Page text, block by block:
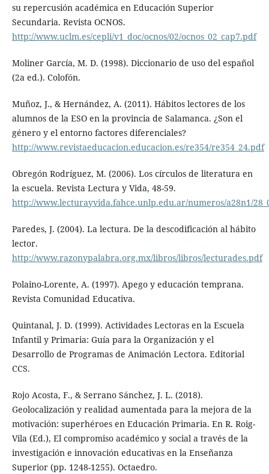
su repercusión académica en Educación Superior
Secundaria. Revista OCNOS.
http://www.uclm.es/cepli/v1_doc/ocnos/02/ocnos_02_cap7.pdf
Moliner García, M. D. (1998). Diccionario de uso del español
(2a ed.). Colofón.
Muñoz, J., & Hernández, A. (2011). Hábitos lectores de los
alumnos de la ESO en la provincia de Salamanca. ¿Son el
género y el entorno factores diferenciales?
http://www.revistaeducacion.educacion.es/re354/re354_24.pdf
Obregón Rodríguez, M. (2006). Los círculos de literatura en
la escuela. Revista Lectura y Vida, 48-59.
http://www.lecturayvida.fahce.unlp.edu.ar/numeros/a28n1/
Paredes, J. (2004). La lectura. De la descodificación al hábito
lector.
http://www.razonypalabra.org.mx/libros/libros/lecturades.pdf
Polaino-Lorente, A. (1997). Apego y educación temprana.
Revista Comunidad Educativa.
Quintanal, J. D. (1999). Actividades Lectoras en la Escuela
Infantil y Primaria: Guía para la Organización y el
Desarrollo de Programas de Animación Lectora. Editorial
CCS.
Rojo Acosta, F., & Serrano Sánchez, J. L. (2018).
Geolocalización y realidad aumentada para la mejora de la
motivación: superhéroes en Educación Primaria. En R. Roig-
Vila (Ed.), El compromiso académico y social a través de la
investigación e innovación educativas en la Enseñanza
Superior (pp. 1248-1255). Octaedro.